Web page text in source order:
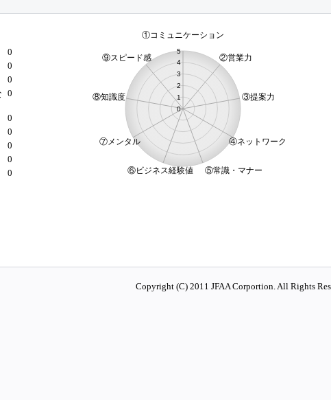
0
0
0
0
0
0
0
0
0
Copyright (C) 2011 JFAA Corportion. All Rights